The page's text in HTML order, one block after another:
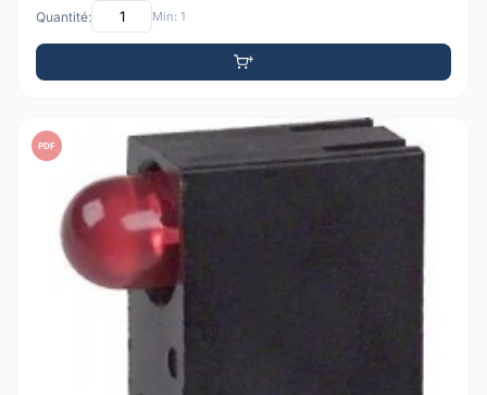
Quantité: Min: 1
PDF